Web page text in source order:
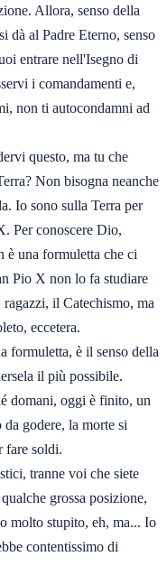
Allora, senso della
dà al Padre Eterno, senso
entrare nell'Isegno di
i comandamenti e,
non ti autocondamni ad
questo, ma tu che
Non bisogna neanche
Io sono sulla Terra per
Per conoscere Dio,
è una formuletta che ci
Pio X non lo fa studiare
il Catechismo, ma
eccetera.
formuletta, è il senso della
il più possibile.
domani, oggi è finito, un
godere, la morte si
fare soldi.
tranne voi che siete
grossa posizione,
molto stupito, eh, ma... Io
contentissimo di